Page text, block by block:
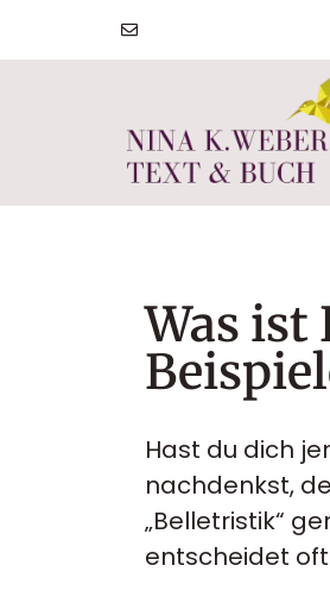
Was
Hast du dich
nachdenkst,
„Belletristik“
entscheidet